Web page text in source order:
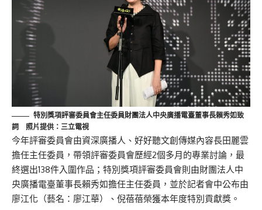
特別獎項評審委員會主任委員財團法人中央廣播電臺董事長賴秀如致
詞 照片提供：三立電視
今年評審委員會由資深廣播人、好好聽文創傳媒內容長田麗雲
擔任主任委員，帶領評審委員會歷經2個多月的專業討論，最
終選出138件入圍作品；特別獎項評審委員會則由財團法人中
央廣播電臺董事長賴秀如擔任主任委員，並於記者會中公布由
廖江化（藝名：廖江華）、倪蓓蓓榮獲本年度特別貢獻獎。